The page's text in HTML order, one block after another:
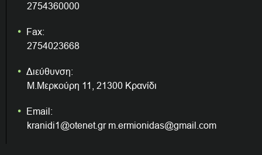
2754360000
Fax:
2754023668
Διεύθυνση:
Μ.Μερκούρη 11, 21300 Κρανίδι
Email:
kranidi1@otenet.gr m.ermionidas@gmail.com